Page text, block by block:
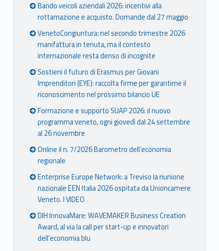
Bando veicoli aziendali 2026: incentivi alla
rottamazione e acquisto. Domande dal 27 maggio
VenetoCongiuntura: nel secondo trimestre 2026
manifattura in tenuta, ma il contesto
internazionale resta denso di incognite
Sostieni il futuro di Erasmus per Giovani
Imprenditori (EYE): raccolta firme per garantirne il
riconoscimento nel prossimo bilancio UE
Formazione e supporto SUAP 2026: il nuovo
programma veneto, ogni giovedì dal 24 settembre
al 26 novembre
Online il n. 7/2026 Barometro dell’economia
regionale
Enterprise Europe Network: a Treviso la riunione
nazionale EEN Italia 2026 ospitata da Unioncamere
Veneto. I VIDEO
DIH InnovaMare: WAVEMAKER Business Creation
Award, al via la call per start-up e innovatori
dell’economia blu